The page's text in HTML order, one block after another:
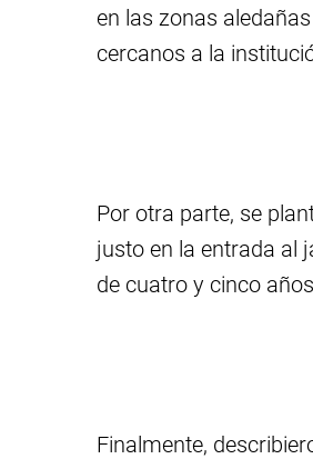
en las zonas
cercanos a la
Por otra parte, se
justo en la entrada al
de cuatro y cinco
Finalmente,